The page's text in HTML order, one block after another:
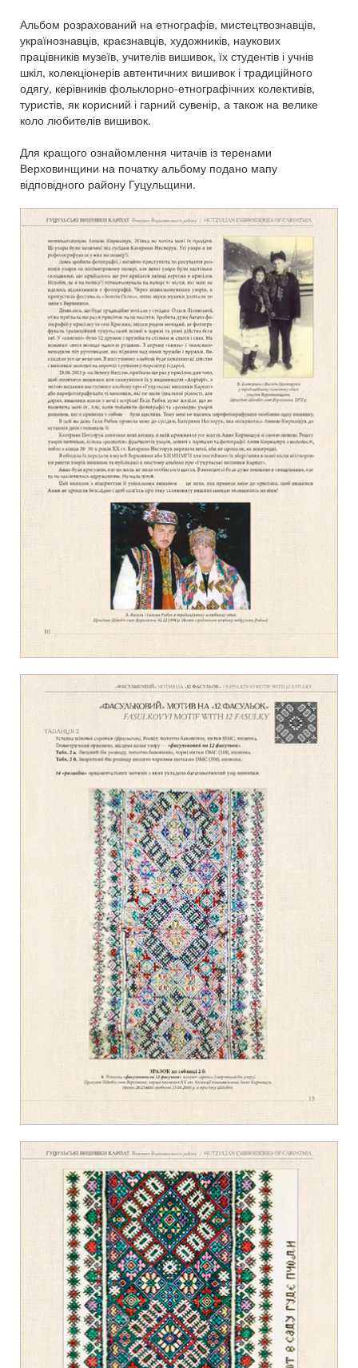
Альбом розрахований на етнографів, мистецтвознавців,
українознавців, краєзнавців, художників, наукових
працівників музеїв, учителів вишивок, їх студентів і учнів
шкіл, колекціонерів автентичних вишивок і традиційного
одягу, керівників фольклорно-етнографічних колективів,
туристів, як корисний і гарний сувенір, а також на велике
коло любителів вишивок.
Для кращого ознайомлення читачів із теренами
Верховинщини на початку альбому подано мапу
відповідного району Гуцульщини.